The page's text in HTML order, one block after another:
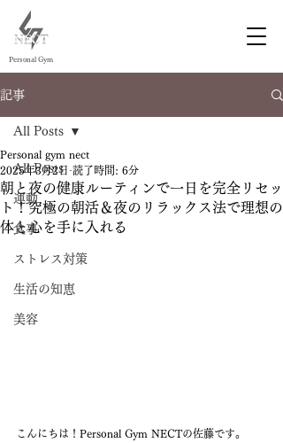
Personal Gym
記事
All Posts
運動
食事
ストレス対策
生活の知恵
美容
All Posts
朝と夜の健康ルーティンで一日を完全リセッ
ト！究極の朝活＆夜のリラックス法で理想の
体と心を手に入れる
Personal gym nect
2025年3月2日 読了時間: 6分
こんにちは！Personal Gym NECTの佐藤です。